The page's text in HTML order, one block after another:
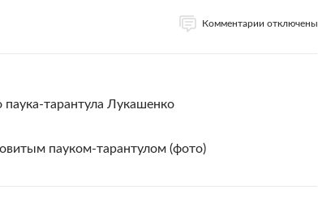
Комментарии отключены
паука-тарантула Лукашенко
пауком-тарантулом (фото)